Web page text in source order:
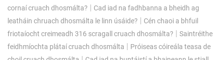
cornaí cruach dhosmálta? | Cad iad na fadhbanna a bheidh ag
leatháin chruach dhosmálta le linn úsáide? | Cén chaoi a bhfuil
friotaíocht creimeadh 316 scragall cruach dhosmálta? | Saintréithe
feidhmíochta plátaí cruach dhosmálta | Próiseas cóireála teasa de